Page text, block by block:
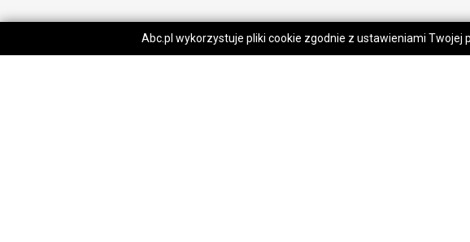
Abc.pl wykorzystuje pliki cookie zgodnie z ustawieniami